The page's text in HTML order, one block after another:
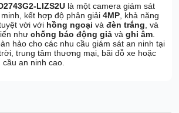
LIZS2U là một camera giám sát
kết hợp độ phân giải4MP , khả năng
vời với hồng ngoại vàđèn trắng , và
nhưchống báo động giả vàghi âm
hảo cho các nhu cầu giám sát an ninh tại
trung tâm thương mại, bãi đỗ xe hoặc
an ninh cao.